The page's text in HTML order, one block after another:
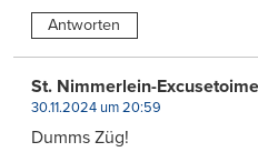
Antworten
St. Nimmerlein-
30.11.2024 um 20:59
Dumms Züg!